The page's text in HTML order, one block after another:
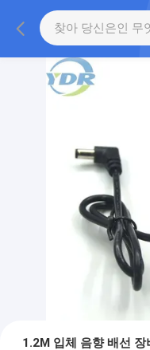
1.2M 입체 음향 배선